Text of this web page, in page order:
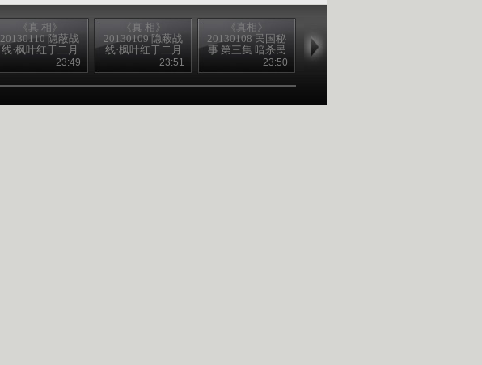
《真 相》
20130110 隐蔽战
线·枫叶红于二月
23:49
《真 相》
20130109 隐蔽战
线·枫叶红于二月
23:51
《真相》
20130108 民国秘
事 第三集 暗杀民
国第一杀手
（下）
23:50
20130107 民国秘
事 第二集 暗杀民